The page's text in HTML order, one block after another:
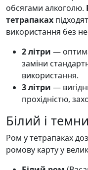
обсягами алкоголю.
тетрапаках
використання без
2 літри —
заміни
використання.
3 літри —
прохідністю,
Білий і
Ром у тетрапаках
ромову карту у